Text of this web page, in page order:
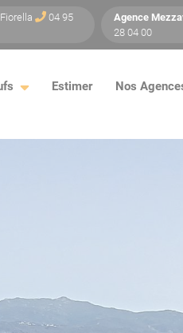
04 95
Agence
28 04 00
Estimer Nos